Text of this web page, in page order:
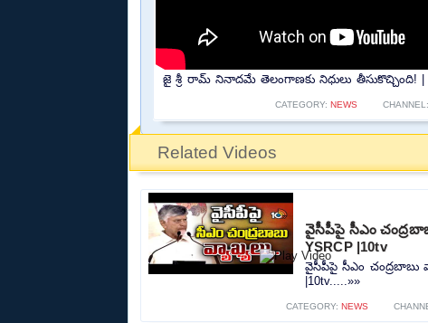
జై శ్రీ రామ్ నినాదమే తెలంగాణకు నిధులు తీసుకొచ్చింది! |
CATEGORY: NEWS CHANNEL:
Related Videos
వైసీపీపై సీఎం
YSRCP |10tv
వైసీపీపై సీఎం చంద్రబాబు
|10tv.....»»
CATEGORY: NEWS